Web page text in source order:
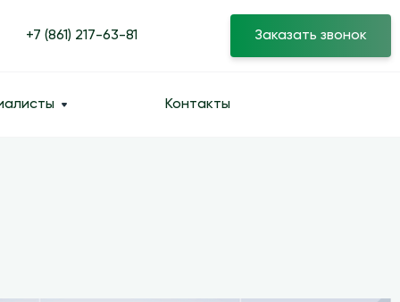
+7 (861) 217-63-81 Заказать звонок
Контакты